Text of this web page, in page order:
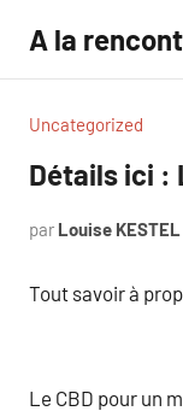
contenu
A la
Uncategorized
Détails ici :
par Louise KESTEL
Tout savoir à
Le CBD pour un